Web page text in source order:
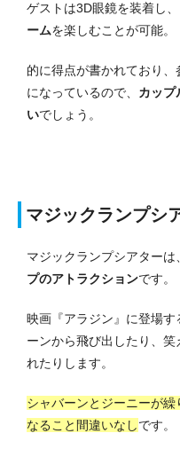
ゲストは3D眼鏡を装着し
ームを楽しむことが可能。
的に得点が書かれており
になっているので、 カップ
いでしょう。
マジックランプシ
マジックランプシアターは、
プのアトラクションです。
映画『アラジン』に登場
ーンから飛び出したり、笑
れたりします。
シャバーンとジーニーが
なること間違いなしです。